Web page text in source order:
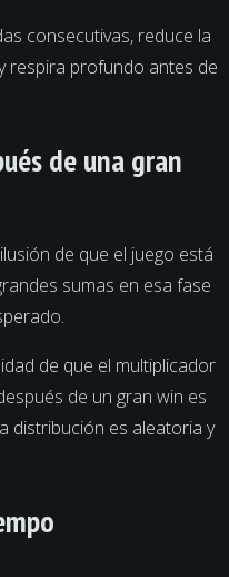
consecutivas, reduce la
respira profundo antes de
de una gran
de que el juego está
sumas en esa fase
de que el multiplicador
de un gran win es
distribución es aleatoria y